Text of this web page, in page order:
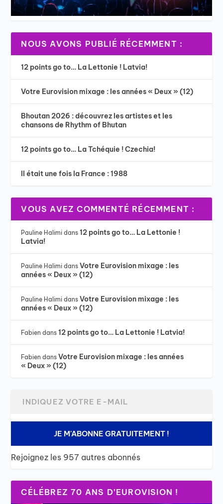
NOUS AVONS PUBLIÉ RÉCEMMENT :
12 points go to… La Lettonie ! Latvia!
Votre Eurovision mixage : les années « Deux » (12)
Bhoutan 2026 : découvrez les artistes et les
chansons de Rhythm of Bhutan
12 points go to… La Tchéquie ! Czechia!
Il était une fois la France : 1988
VOUS AVEZ COMMENTÉ RÉCEMMENT :
Pauline Halimi dans12 points go to… La Lettonie !
Latvia!
Pauline Halimi dansVotre Eurovision mixage : les
années « Deux » (12)
Pauline Halimi dansVotre Eurovision mixage : les
années « Deux » (12)
Fabien dans12 points go to… La Lettonie ! Latvia!
Fabien dansVotre Eurovision mixage : les années
« Deux » (12)
JE M'ABONNE GRATUITEMENT !
Rejoignez les 957 autres abonnés
CÉLÉBREZ 70 ANS D’EUROVISION !